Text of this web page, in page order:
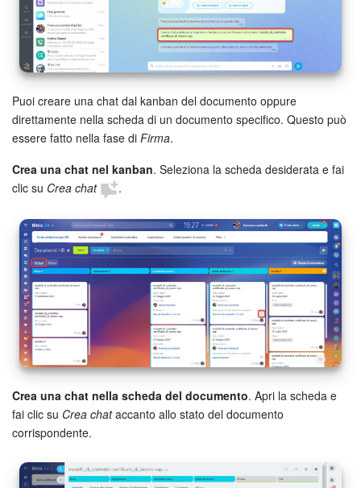
Contact Center
Sales Center
Analisi CRM
Generatore BI
Bitrix24 Market
Siti e store
Online store
Dipendenti
Knowledge base
Firma elettronica
Firma elettronica per HR
Automazione
Flussi di lavoro
Puoi creare una chat dal kanban del documento oppure
direttamente nella scheda di un documento specifico. Questo può
essere fatto nella fase di Firma.
Crea una chat nel kanban. Seleziona la scheda desiderata e fai
clic su Crea chat .
Crea una chat nella scheda del documento. Apri la scheda e
fai clic su Crea chataccanto allo stato del documento
corrispondente.